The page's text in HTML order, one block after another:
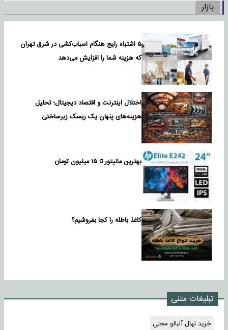
بازار
۵ اشتباه رایج هنگام اسباب‌کشی در شرق تهران
که هزینه شما را افزایش می‌دهد
اختلال اینترنت و اقتصاد دیجیتال؛ تحلیل
هزینه‌های پنهان یک ریسک زیرساختی
بهترین مانیتور تا ۱۵ میلیون تومان
کاغذ باطله را کجا بفروشیم؟
تبلیغات متنی
خرید نهال آلبالو محلی